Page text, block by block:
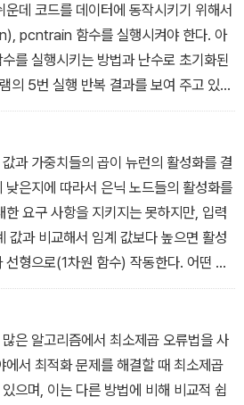
데 코드를 데이터에 동작시키기 위해서
pcntrain 함수를 실행시켜야 한다. 아
를 실행시키는 방법과 난수로 초기화된
의 5번 실행 반복 결과를 보여 주고 있다
나고 나서 변화하지 않았는데, 물론 난수
다른 결과 값을 보여 줄 것이다).
과 가중치들의 곱이 뉴런의 활성화를 결
은지에 따라서 은닉 노드들의 활성화를
요구 사항을 지키지는 못하지만, 입력
값과 비교해서 임계 값보다 높으면 활성
형으로(1차원 함수) 작동한다. 어떤 입
뉴런들이 활성화될 수 있고, 뉴런들의
두 번째 은닉층의 뉴런 활성화를 결정
들에 분산되어서 다음 층에 입력 값으로
은 알고리즘에서 최소제곱 오류법을 사
서 최적화 문제를 해결할 때 최소제곱
으며, 이는 다른 방법에 비해 비교적 쉽